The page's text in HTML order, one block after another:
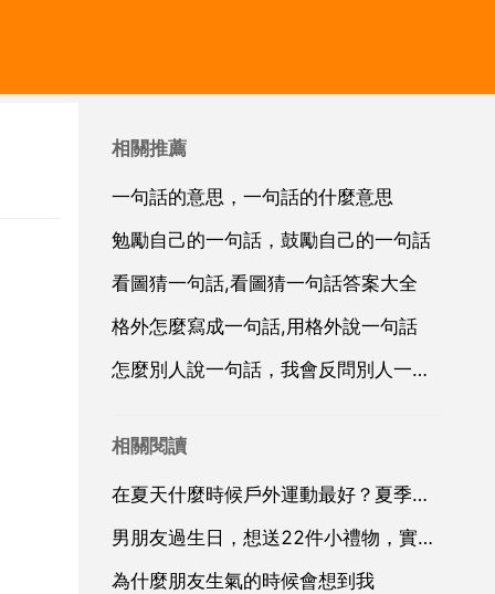
相關推薦
一句話的意思，一句話的什麼意思
勉勵自己的一句話，鼓勵自己的一句話
看圖猜一句話,看圖猜一句話答案大全
格外怎麼寫成一句話,用格外說一句話
怎麼別人說一句話，我會反問別人一句話
相關閱讀
在夏天什麼時候戶外運動最好？夏季鍛鍊什麼時間最好？
男朋友過生日，想送22件小禮物，實在想不起來那麼多
為什麼朋友生氣的時候會想到我